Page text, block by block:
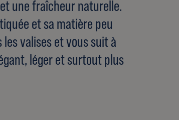
une fraîcheur naturelle.
et sa matière peu
valises et vous suit à
léger et surtout plus